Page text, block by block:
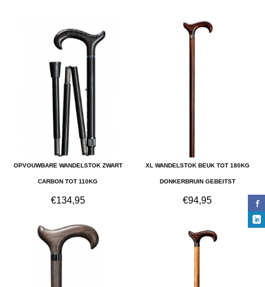
OPVOUWBARE WANDELSTOK ZWART
CARBON TOT 110KG
€134,95
XL WANDELSTOK BEUK TOT 180KG
DONKERBRUIN GEBEITST
€94,95